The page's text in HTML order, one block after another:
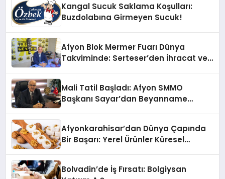
Kangal Sucuk Saklama Koşulları:
Buzdolabına Girmeyen Sucuk!
Afyon Blok Mermer Fuarı Dünya
Takviminde: Serteser’den İhracat ve
Mali Tatil Başladı: Afyon SMMO
Başkanı Sayar’dan Beyanname
Afyonkarahisar’dan Dünya Çapında
Bir Başarı: Yerel Ürünler Küresel
Bolvadin’de İş Fırsatı: Bolgiysan